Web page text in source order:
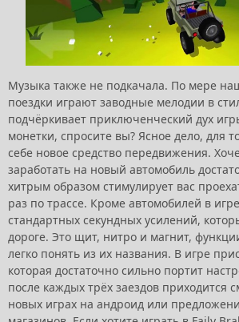
Музыка также не подкачала. По мере
поездки играют заводные мелодии в
подчёркивает приключенческий дух
монетки, спросите вы? Ясное дело, для
себе новое средство передвижения.
заработать на новый автомобиль
хитрым образом стимулирует вас
раз по трассе. Кроме автомобилей в
стандартных секундных усилений,
дороге. Это щит, нитро и магнит,
легко понять из их названия. В игре
которая достаточно сильно портит
после каждых трёх заездов приходится
новых играх на андроид или